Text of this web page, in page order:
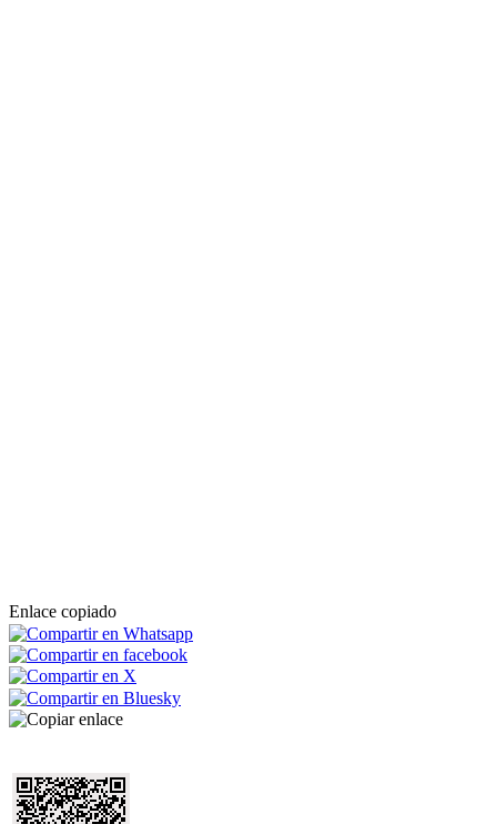
Enlace copiado